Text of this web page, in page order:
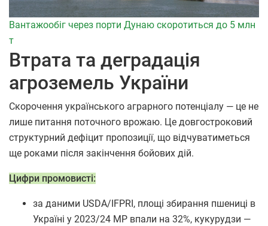
Вантажообіг через порти Дунаю скоротиться до 5 млн
т
Втрата та деградація
агроземель України
Скорочення українського аграрного потенціалу — це не
лише питання поточного врожаю. Це довгостроковий
структурний дефіцит пропозиції, що відчуватиметься
ще роками після закінчення бойових дій.
Цифри промовисті:
за даними USDA/IFPRI, площі збирання пшениці в
Україні у 2023/24 МР впали на 32%, кукурудзи —